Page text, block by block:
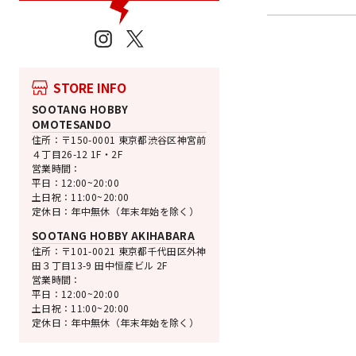
Instagram
STORE INFO
SOOTANG HOBBY
OMOTESANDO
住所：〒150-0001 東京都渋谷区神宮前
４丁目26-12 1F・2F
営業時間：
平日：12:00~20:00
土日祝：11:00~20:00
定休日：年中無休（年末年始を除く）
SOOTANG HOBBY AKIHABARA
住所：〒101-0021 東京都千代田区外神
田３丁目13-9 田中恒産ビル 2F
営業時間：
平日：12:00~20:00
土日祝：11:00~20:00
定休日：年中無休（年末年始を除く）